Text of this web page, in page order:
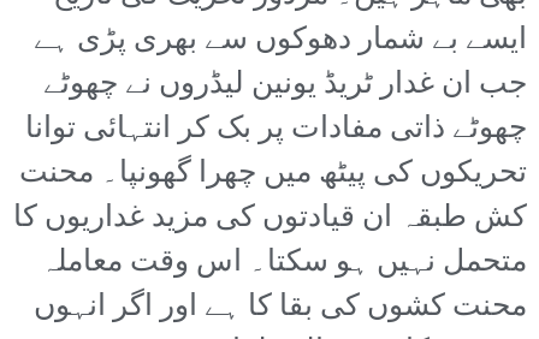
ایسے بے شمار دھوکوں سے بھری پڑی ہے
جب ان غدار ٹریڈ یونین لیڈروں نے چھوٹے
چھوٹے ذاتی مفادات پر بک کر انتہائی توانا
تحریکوں کی پیٹھ میں چھرا گھونپا۔ محنت
کش طبقہ ان قیادتوں کی مزید غداریوں کا
متحمل نہیں ہو سکتا۔ اس وقت معاملہ
محنت کشوں کی بقا کا ہے اور اگر انہوں